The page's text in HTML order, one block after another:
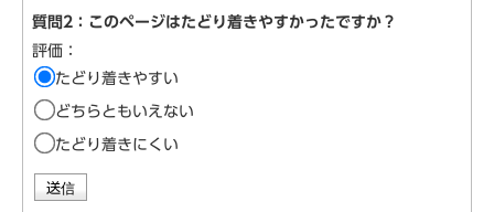
質問2：このページはたどり着きやすかったですか？
評価：
たどり着きやすい
どちらともいえない
たどり着きにくい